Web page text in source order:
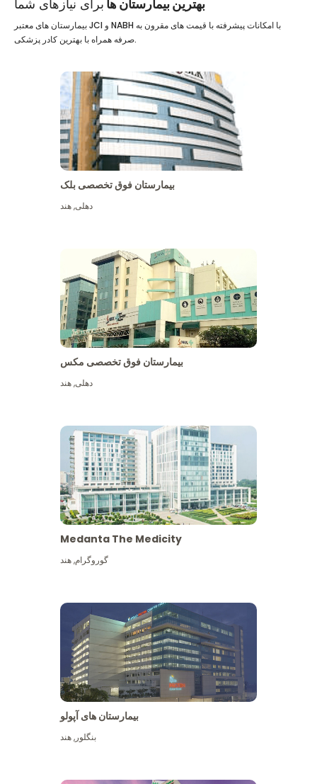
بهترین بیمارستان ها برای نیازهای شما
بیمارستان های معتبر JCI و NABH با امکانات پیشرفته با قیمت های مقرون به
صرفه همراه با بهترین کادر پزشکی.
بیمارستان فوق تخصصی بلک
دهلی,هند
بیمارستان فوق تخصصی مکس
دهلی,هند
Medanta The Medicity
گوروگرام,هند
بیمارستان های آپولو
بنگلور,هند